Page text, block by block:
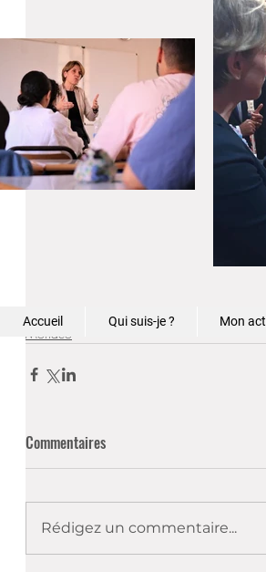
Circonscription
Monaco
Commentaires
Rédigez un commentaire...
Accueil Qui suis-je ? Mon